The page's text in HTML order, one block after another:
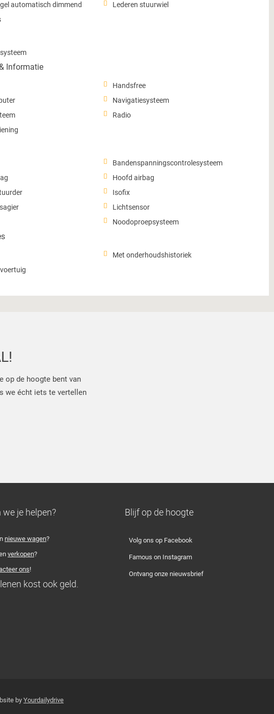
automatisch dimmend
Lederen stuurwiel
Informatie
Handsfree
Navigatiesysteem
Radio
Bandenspanningscontrolesysteem
Hoofd airbag
Isofix
Lichtsensor
Noodoproepsysteem
Met onderhoudshistoriek
op de hoogte bent van
we écht iets te vertellen
je helpen?
nieuwe wagen?
verkopen?
ons!
kost ook geld.
Blijf op de hoogte
Volg ons op Facebook
Famous on Instagram
Ontvang onze nieuwsbrief
by Yourdailydrive